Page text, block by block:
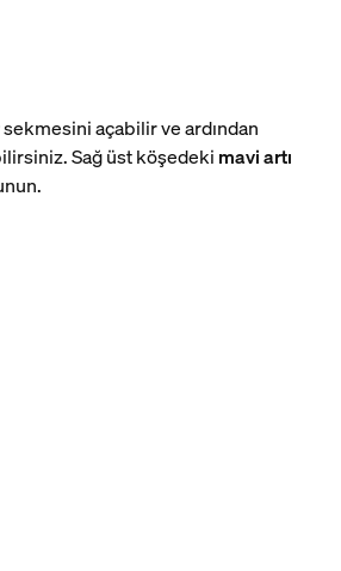
sekmesini açabilir ve ardından
Sağ üst köşedeki mavi artı